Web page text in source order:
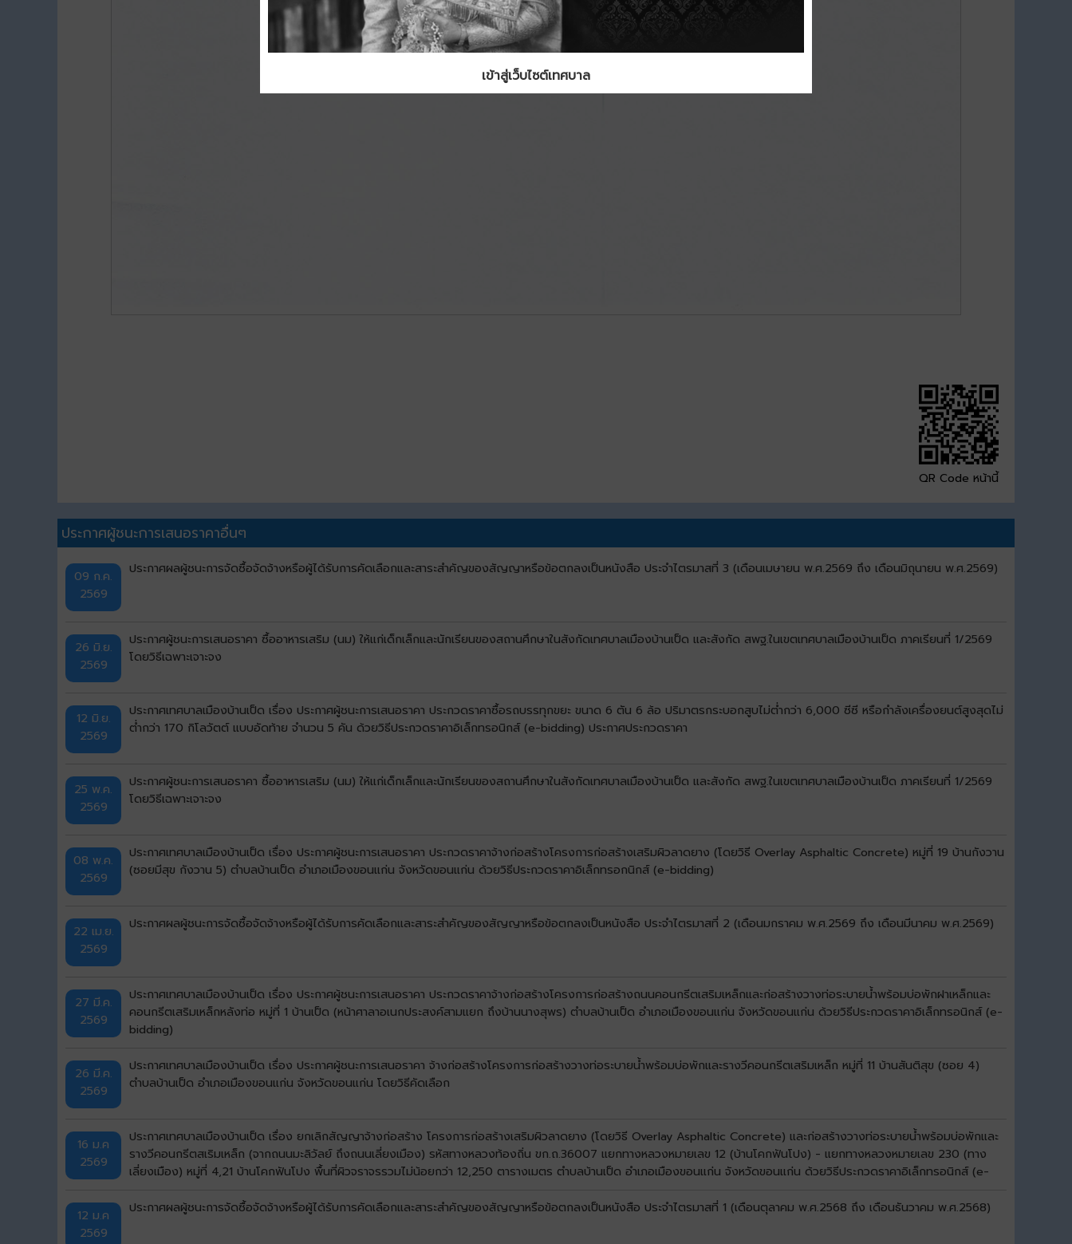
QR Code หน้านี้
ประกาศผู้ชนะการเสนอราคาอื่นๆ
09 ก.ค.
2569
ประกาศผลผู้ชนะการจัดซื้อจัดจ้างหรือผู้ได้รับการคัดเลือกและสาระสำคัญของสัญญาหรือข้อตกลงเป็นหนังสือ ประจำไตรมาสที่ 3 (เดือนเมษายน พ.ศ.2569 ถึง เดือนมิถุนายน พ.ศ.2569)
26 มิ.ย.
2569
ประกาศผู้ชนะการเสนอราคา ซื้ออาหารเสริม (นม) ให้แก่เด็กเล็กและนักเรียนของสถานศึกษาในสังกัดเทศบาลเมืองบ้านเป็ด และสังกัด สพฐ.ในเขตเทศบาลเมืองบ้านเป็ด ภาคเรียนที่ 1/2569
โดยวิธีเฉพาะเจาะจง
12 มิ.ย.
2569
ประกาศเทศบาลเมืองบ้านเป็ด เรื่อง ประกาศผู้ชนะการเสนอราคา ประกวดราคาซื้อรถบรรทุกขยะ ขนาด 6 ตัน 6 ล้อ ปริมาตรกระบอกสูบไม่ต่ำกว่า 6,000 ซีซี หรือกำลังเครื่องยนต์สูงสุดไม่
ต่ำกว่า 170 กิโลวัตต์ แบบอัดท้าย จำนวน 5 คัน ด้วยวิธีประกวดราคาอิเล็กทรอนิกส์ (e-bidding) ประกาศประกวดราคา
25 พ.ค.
2569
ประกาศผู้ชนะการเสนอราคา ซื้ออาหารเสริม (นม) ให้แก่เด็กเล็กและนักเรียนของสถานศึกษาในสังกัดเทศบาลเมืองบ้านเป็ด และสังกัด สพฐ.ในเขตเทศบาลเมืองบ้านเป็ด ภาคเรียนที่ 1/2569
โดยวิธีเฉพาะเจาะจง
08 พ.ค.
2569
ประกาศเทศบาลเมืองบ้านเป็ด เรื่อง ประกาศผู้ชนะการเสนอราคา ประกวดราคาจ้างก่อสร้างโครงการก่อสร้างเสริมผิวลาดยาง (โดยวิธี Overlay Asphaltic Concrete) หมู่ที่ 19 บ้านกังวาน
(ซอยมีสุข กังวาน 5) ตำบลบ้านเป็ด อำเภอเมืองขอนแก่น จังหวัดขอนแก่น ด้วยวิธีประกวดราคาอิเล็กทรอกนิกส์ (e-bidding)
22 เม.ย.
2569
ประกาศผลผู้ชนะการจัดซื้อจัดจ้างหรือผู้ได้รับการคัดเลือกและสาระสำคัญของสัญญาหรือข้อตกลงเป็นหนังสือ ประจำไตรมาสที่ 2 (เดือนมกราคม พ.ศ.2569 ถึง เดือนมีนาคม พ.ศ.2569)
27 มี.ค.
2569
ประกาศเทศบาลเมืองบ้านเป็ด เรื่อง ประกาศผู้ชนะการเสนอราคา ประกวดราคาจ้างก่อสร้างโครงการก่อสร้างถนนคอนกรีตเสริมเหล็กและก่อสร้างวางท่อระบายน้ำพร้อมบ่อพักฝาเหล็กและ
คอนกรีตเสริมเหล็กหลังท่อ หมู่ที่ 1 บ้านเป็ด (หน้าศาลาอเนกประสงค์สามแยก ถึงบ้านนางสุพร) ตำบลบ้านเป็ด อำเภอเมืองขอนแก่น จังหวัดขอนแก่น ด้วยวิธีประกวดราคาอิเล็กทรอนิกส์ (e-
bidding)
26 มี.ค.
2569
ประกาศเทศบาลเมืองบ้านเป็ด เรื่อง ประกาศผู้ชนะการเสนอราคา จ้างก่อสร้างโครงการก่อสร้างวางท่อระบายน้ำพร้อมบ่อพักและรางวีคอนกรีตเสริมเหล็ก หมู่ที่ 11 บ้านสันติสุข (ซอย 4)
ตำบลบ้านเป็ด อำเภอเมืองขอนแก่น จังหวัดขอนแก่น โดยวิธีคัดเลือก
16 ม.ค
2569
ประกาศเทศบาลเมืองบ้านเป็ด เรื่อง ยกเลิกสัญญาจ้างก่อสร้าง โครงการก่อสร้างเสริมผิวลาดยาง (โดยวิธี Overlay Asphaltic Concrete) และก่อสร้างวางท่อระบายน้ำพร้อมบ่อพักและ
รางวีคอนกรีตสเริมเหล็ก (จากถนนมะลิวัลย์ ถึงถนนเลี่ยงเมือง) รหัสทางหลวงท้องถิ่น ขก.ถ.36007 แยกทางหลวงหมายเลข 12 (บ้านโคกฟันโปง) - แยกทางหลวงหมายเลข 230 (ทาง
เลี่ยงเมือง) หมู่ที่ 4,21 บ้านโคกฟันโปง พื้นที่ผิวจราจรรวมไม่น้อยกว่า 12,250 ตารางเมตร ตำบลบ้านเป็ด อำเภอเมืองขอนแก่น จังหวัดขอนแก่น ด้วยวิธีประกวดราคาอิเล็กทรอนิกส์ (e-
12 ม.ค
2569
ประกาศผลผู้ชนะการจัดซื้อจัดจ้างหรือผู้ได้รับการคัดเลือกและสาระสำคัญของสัญญาหรือข้อตกลงเป็นหนังสือ ประจำไตรมาสที่ 1 (เดือนตุลาคม พ.ศ.2568 ถึง เดือนธันวาคม พ.ศ.2568)
เข้าสู่เว็บไซต์เทศบาล